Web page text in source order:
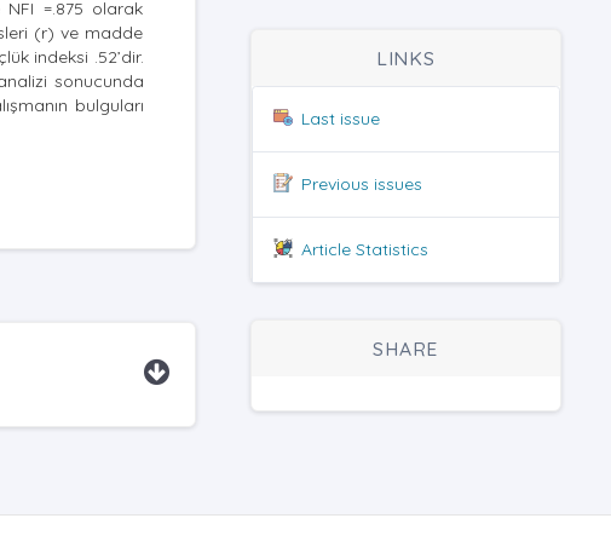
NFI =.875 olarak
(r) ve madde
indeksi .52’dir.
sonucunda
bulguları
LINKS
Last issue
Previous issues
Article Statistics
SHARE